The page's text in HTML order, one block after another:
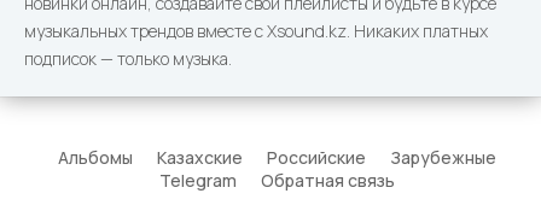
музыкальных трендов вместе с Xsound.kz. Никаких платных
подписок — только музыка.
Альбомы Казахские Российские
Зарубежные
Telegram
Обратная связь